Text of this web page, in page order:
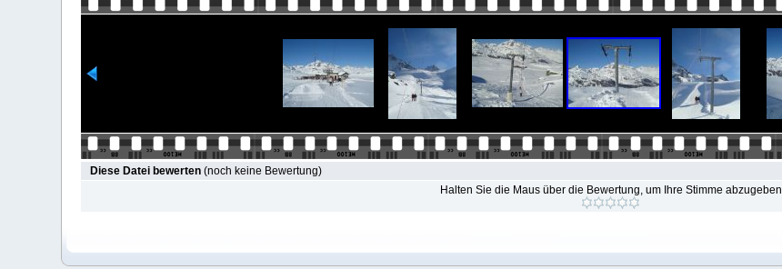
Diese Datei bewerten(noch keine Bewertung)
Halten Sie die Maus über die Bewertung, um Ihre Stimme abzugeben